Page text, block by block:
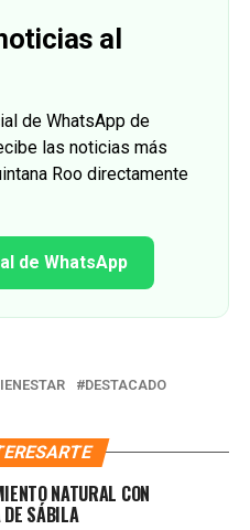
al
de WhatsApp de
las noticias más
Roo directamente
de WhatsApp
DESTACADO
NATURAL CON
SÁBILA